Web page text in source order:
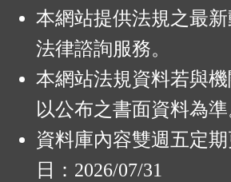
本網站提供法規之最
法律諮詢服務。
本網站法規資料若與
以公布之書面資料為準
資料庫內容雙週五定
日：2026/07/31